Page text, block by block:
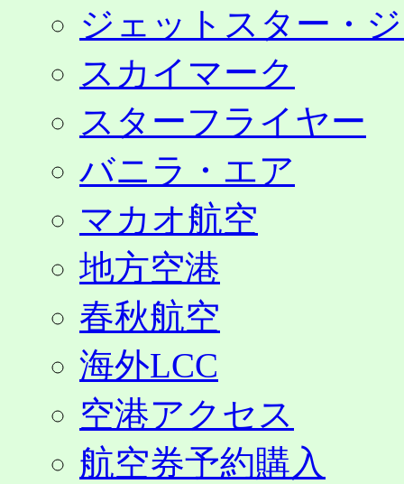
ジェットスター・
スカイマーク
スターフライヤー
バニラ・エア
マカオ航空
地方空港
春秋航空
海外LCC
空港アクセス
航空券予約購入